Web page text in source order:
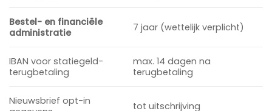
Bestel- en financiële
administratie
7 jaar (wettelijk verplicht)
IBAN voor statiegeld-
terugbetaling
max. 14 dagen na
terugbetaling
Nieuwsbrief opt-in
tot uitschrijving